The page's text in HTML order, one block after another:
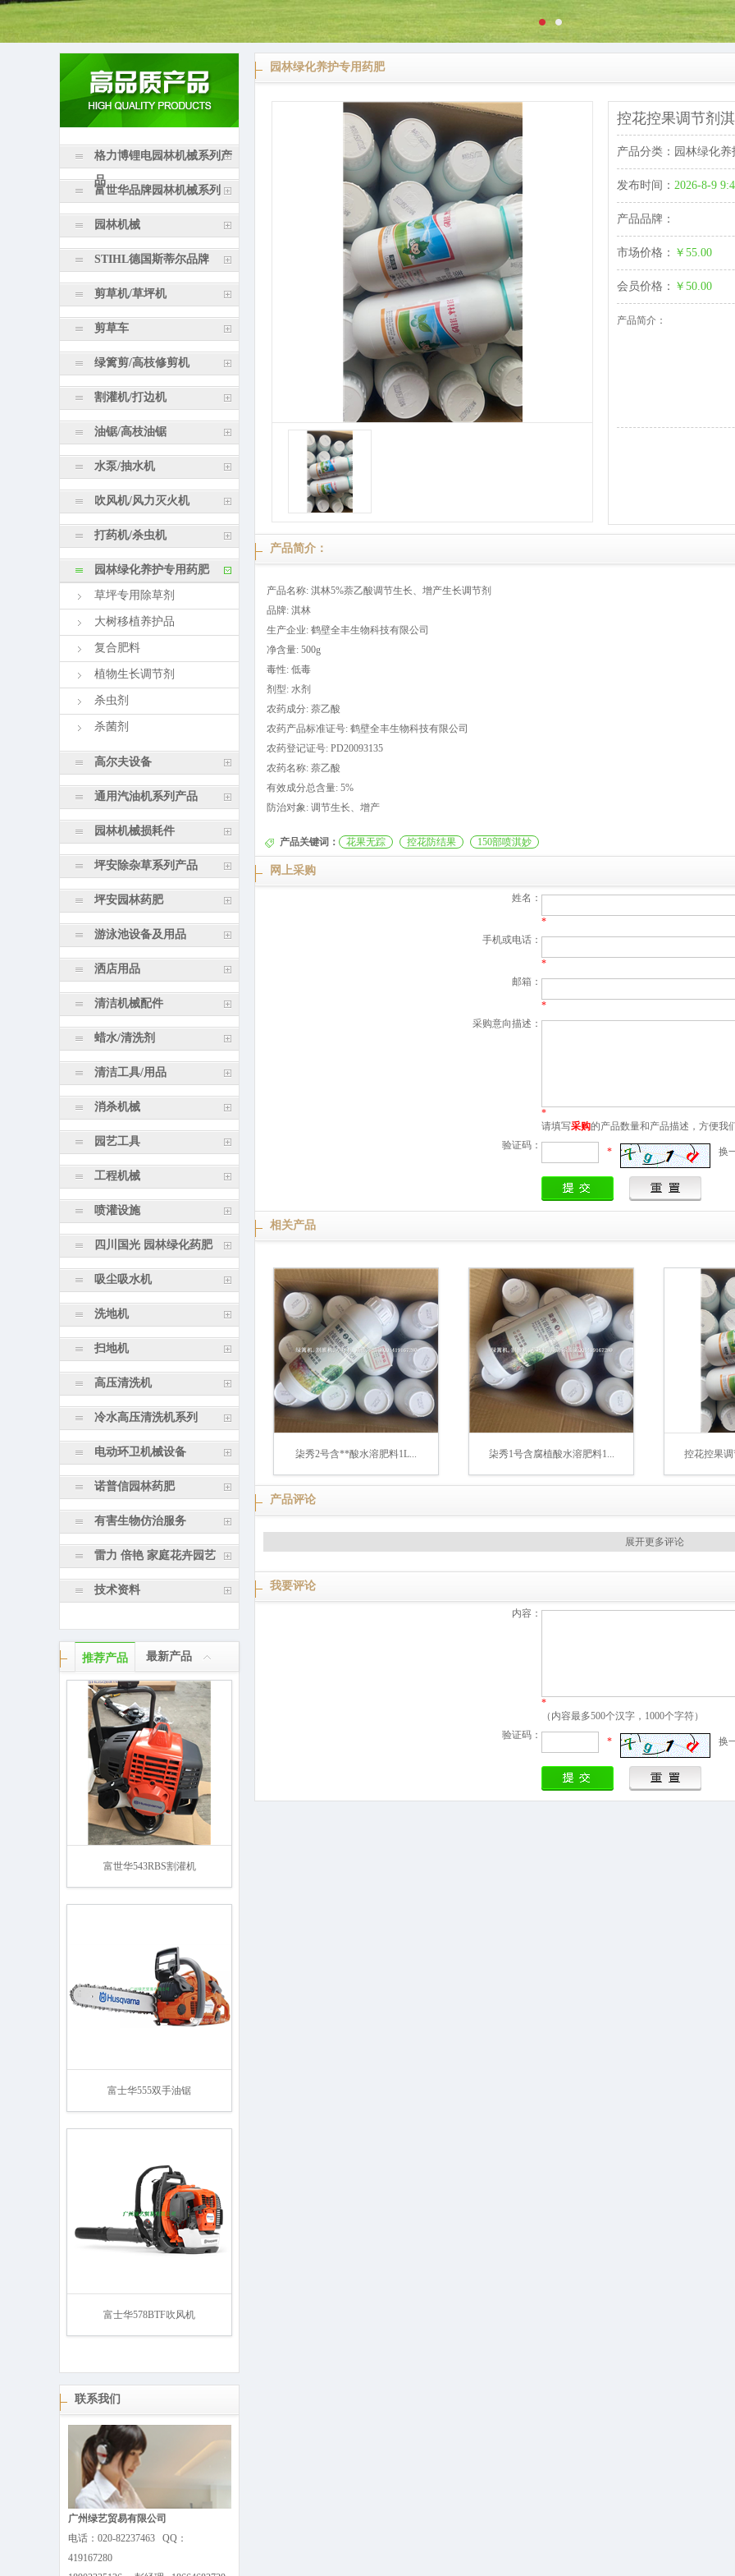
格力博锂电园林机械系列产
品
富世华品牌园林机械系列
园林机械
STIHL德国斯蒂尔品牌
剪草机/草坪机
剪草车
绿篱剪/高枝修剪机
割灌机/打边机
油锯/高枝油锯
水泵/抽水机
吹风机/风力灭火机
打药机/杀虫机
园林绿化养护专用药肥
草坪专用除草剂
大树移植养护品
复合肥料
植物生长调节剂
杀虫剂
杀菌剂
高尔夫设备
通用汽油机系列产品
园林机械损耗件
坪安除杂草系列产品
坪安园林药肥
游泳池设备及用品
洒店用品
清洁机械配件
蜡水/清洗剂
清洁工具/用品
消杀机械
园艺工具
工程机械
喷灌设施
四川国光 园林绿化药肥
吸尘吸水机
洗地机
扫地机
高压清洗机
冷水高压清洗机系列
电动环卫机械设备
诺普信园林药肥
有害生物仿治服务
雷力 倍艳 家庭花卉园艺
技术资料
推荐产品 最新产品
富世华543RBS割灌机
富士华555双手油锯
富士华578BTF吹风机
联系我们
广州绿艺贸易有限公司
电话：020-82237463 QQ：
419167280
园林绿化养护专用药肥
控花控果调节剂
产品分类： 园林绿化
发布时间： 2026-8-9
产品品牌：
市场价格： ￥55.00
会员价格： ￥50.00
产品简介：
产品简介：
产品名称: 淇林5%萘乙酸调节生长、增产生长调节剂
品牌: 淇林
生产企业: 鹤壁全丰生物科技有限公司
净含量: 500g
毒性: 低毒
剂型: 水剂
农药成分: 萘乙酸
农药产品标准证号: 鹤壁全丰生物科技有限公司
农药登记证号: PD20093135
农药名称: 萘乙酸
有效成分总含量: 5%
防治对象: 调节生长、增产
产品关键词： 花果无踪 控花防结果 150部喷淇妙
网上采购
姓名：
*
手机或电话：
*
邮箱：
*
采购意向描述：
*
请填写采购的产品数量和产品描述，方便我
验证码：
* 换
相关产品
柒秀2号含**酸水溶肥料1L... 柒秀1号含腐植酸水溶肥料1... 控花控果
产品评论
展开更多评论
我要评论
内容：
*
（内容最多500个汉字，1000个字符）
验证码：
* 换